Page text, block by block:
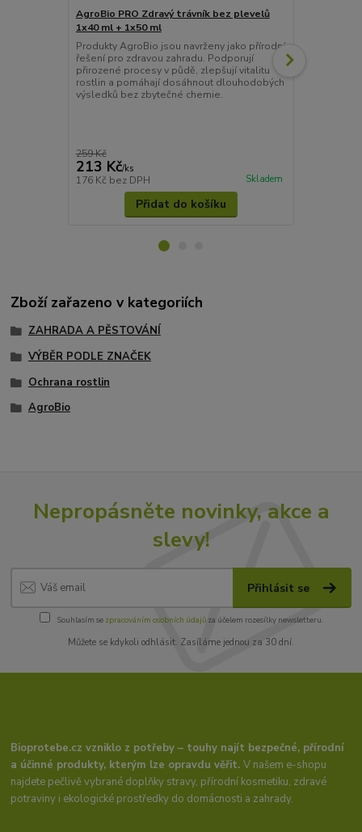
AgroBio PRO Zdravý trávník bez plevelů
1x40 ml + 1x50 ml
Produkty AgroBio jsou navrženy jako přírodní
řešení pro zdravou zahradu. Podporují
přirozené procesy v půdě, zlepšují vitalitu
rostlin a pomáhají dosáhnout dlouhodobých
výsledků bez zbytečné chemie.
259 Kč
213 Kč/ks
176 Kč bez DPH Skladem
Přidat do košíku
Zboží zařazeno v kategoriích
ZAHRADA A PĚSTOVÁNÍ
VÝBĚR PODLE ZNAČEK
Ochrana rostlin
AgroBio
Nepropásněte novinky, akce a
slevy!
Přihlásit se
Souhlasím se zpracováním osobních údajůza účelem rozesílky newsletteru.
Můžete se kdykoli odhlásit. Zasíláme jednou za 30 dní.
Bioprotebe.cz vzniklo z potřeby – touhy najít bezpečné, přírodní
a účinné produkty, kterým lze opravdu věřit.V našem e-shopu
najdete pečlivě vybrané doplňky stravy, přírodní kosmetiku, zdravé
potraviny i ekologické prostředky do domácnosti a zahrady.